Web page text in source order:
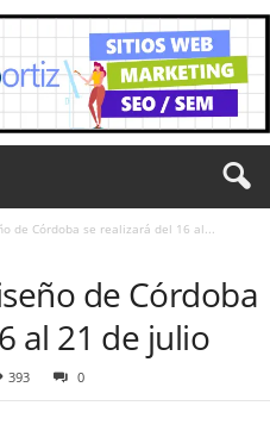
de Córdoba se realizará del 16 al...
de Córdoba
al 21 de julio
393 0